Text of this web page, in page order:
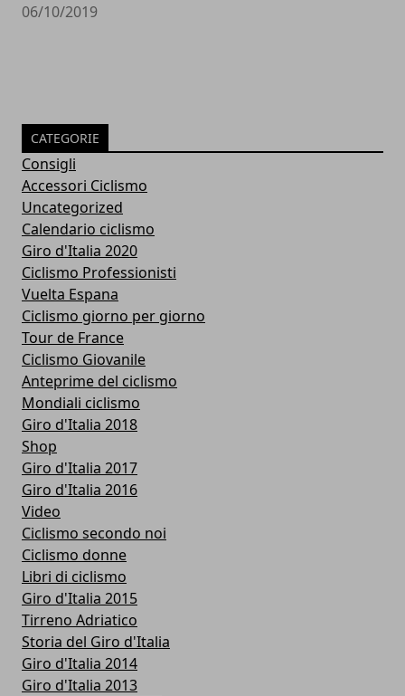
06/10/2019
CATEGORIE
Consigli
Accessori Ciclismo
Uncategorized
Calendario ciclismo
Giro d'Italia 2020
Ciclismo Professionisti
Vuelta Espana
Ciclismo giorno per giorno
Tour de France
Ciclismo Giovanile
Anteprime del ciclismo
Mondiali ciclismo
Giro d'Italia 2018
Shop
Giro d'Italia 2017
Giro d'Italia 2016
Video
Ciclismo secondo noi
Ciclismo donne
Libri di ciclismo
Giro d'Italia 2015
Tirreno Adriatico
Storia del Giro d'Italia
Giro d'Italia 2014
Giro d'Italia 2013